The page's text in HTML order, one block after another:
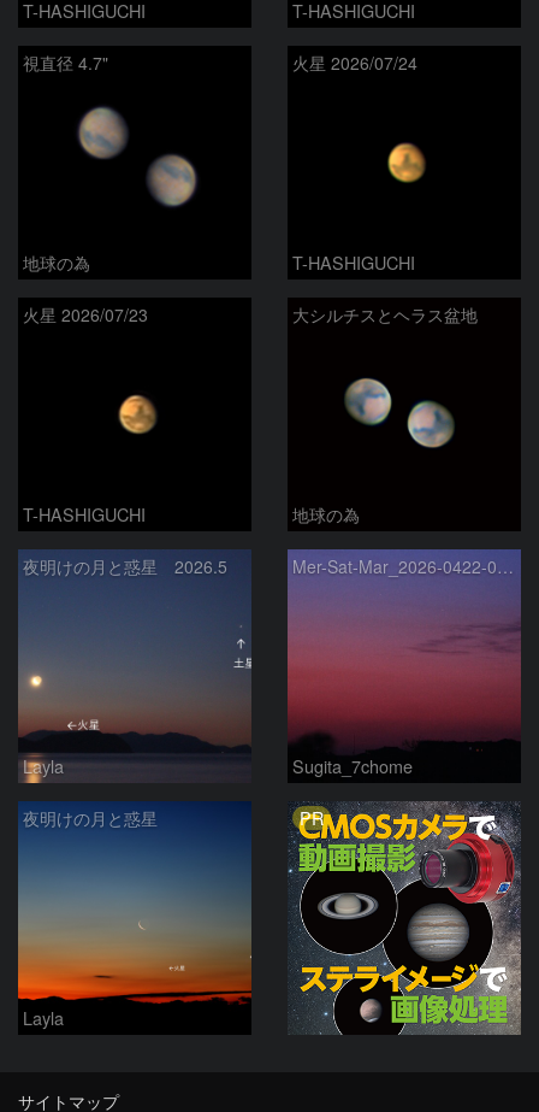
T-HASHIGUCHI T-HASHIGUCHI
視直径 4.7"
地球の為
火星 2026/07/24
T-HASHIGUCHI
火星 2026/07/23
T-HASHIGUCHI
大シルチスとヘラス盆地
地球の為
夜明けの月と惑星 2026.5
Layla
Mer-Sat-Mar_2026-0422-0430
Sugita_7chome
夜明けの月と惑星
Layla
PR
サイトマップ